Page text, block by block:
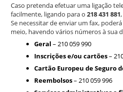
Caso pretenda efetuar uma ligação
facilmente, ligando para o218 431 881
Se necessitar de enviar um fax,
meio, havendo vários números à sua
Geral – 210 059 990
Inscrições e/ou cartões–
Cartão Europeu de Seguro
Reembolsos– 210 059 996